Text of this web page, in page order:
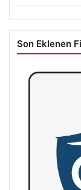
Son Eklenen